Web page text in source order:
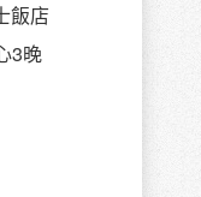
飯店
3晚